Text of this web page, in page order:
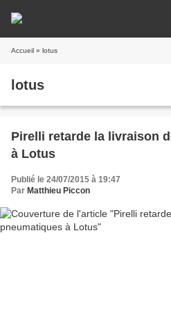
Accueil » lotus
lotus
Pirelli retarde la livraison
à Lotus
Publié le 24/07/2015 à 19:47
Par Matthieu Piccon